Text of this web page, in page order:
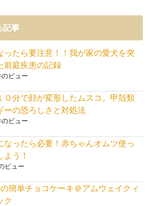
記事
ったら要注意！！我が家の愛犬を突
前庭疾患の記録
のビュー
０分で顔が変形したムスコ。甲殻類
ーの恐ろしさと対処法
のビュー
なったら必要！赤ちゃんオムツ使っ
よう！
ビュー
簡単チョコケーキ＠アムウェイクィ
ク